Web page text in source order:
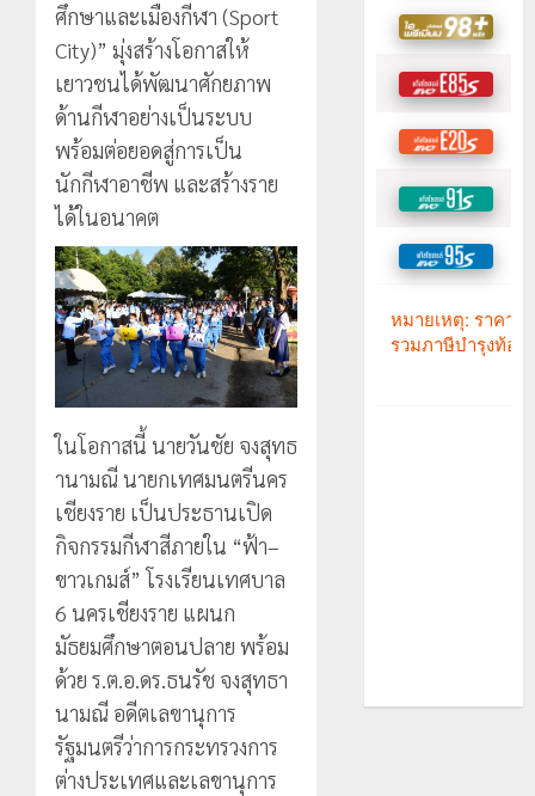
ศึกษาและเมืองกีฬา (Sport
City)” มุ่งสร้างโอกาสให้
เยาวชนได้พัฒนาศักยภาพ
ด้านกีฬาอย่างเป็นระบบ
พร้อมต่อยอดสู่การเป็น
นักกีฬาอาชีพ และสร้างราย
ได้ในอนาคต
ในโอกาสนี้ นายวันชัย จงสุทธ
านามณี นายกเทศมนตรีนคร
เชียงราย เป็นประธานเปิด
กิจกรรมกีฬาสีภายใน “ฟ้า–
ขาวเกมส์” โรงเรียนเทศบาล
6 นครเชียงราย แผนก
มัธยมศึกษาตอนปลาย พร้อม
ด้วย ร.ต.อ.ดร.ธนรัช จงสุทธา
นามณี อดีตเลขานุการ
รัฐมนตรีว่าการกระทรวงการ
ต่างประเทศและเลขานุการ